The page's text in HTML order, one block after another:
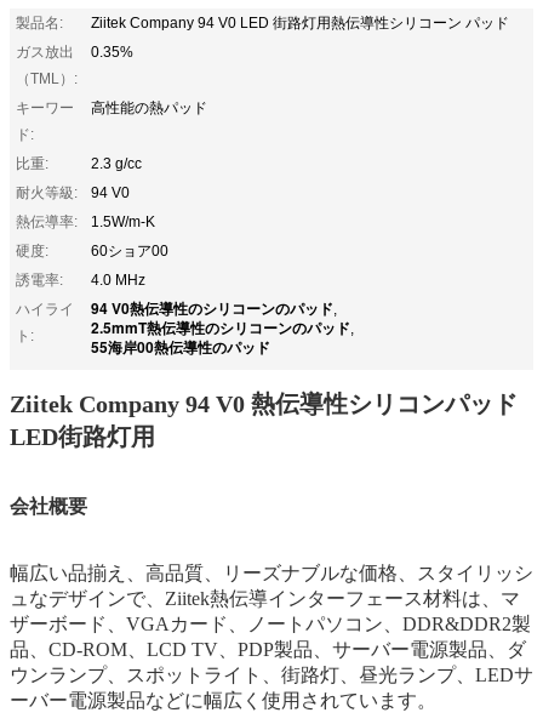
製品名:
Ziitek Company 94 V0 LED 街路灯用熱伝導性シリコーン パッド
ガス放出
（TML）:
0.35%
キーワー
ド:
高性能の熱パッド
比重:
2.3 g/cc
耐火等級:
94 V0
熱伝導率:
1.5W/m-K
硬度:
60ショア00
誘電率:
4.0 MHz
ハイライ
ト:
94 V0熱伝導性のシリコーンのパッド,
2.5mmT熱伝導性のシリコーンのパッド,
55海岸00熱伝導性のパッド
Ziitek Company 94 V0 熱伝導性シリコンパッド
LED街路灯用
会社概要
幅広い品揃え、高品質、リーズナブルな価格、スタイリッシ
ュなデザインで、Ziitek熱伝導インターフェース材料は、マ
ザーボード、VGAカード、ノートパソコン、DDR&DDR2製
品、CD-ROM、LCD TV、PDP製品、サーバー電源製品、ダ
ウンランプ、スポットライト、街路灯、昼光ランプ、LEDサ
ーバー電源製品などに幅広く使用されています。